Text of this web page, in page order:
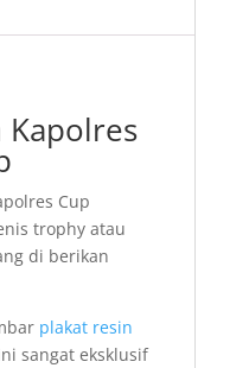
Kapolres
Cup
trophy atau
di berikan
plakat resin
sangat eksklusif